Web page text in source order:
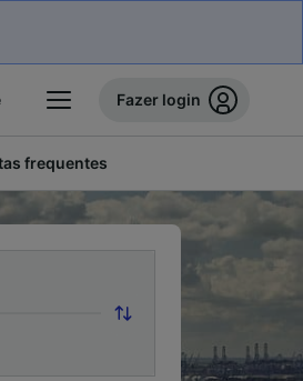
Fazer login
frequentes